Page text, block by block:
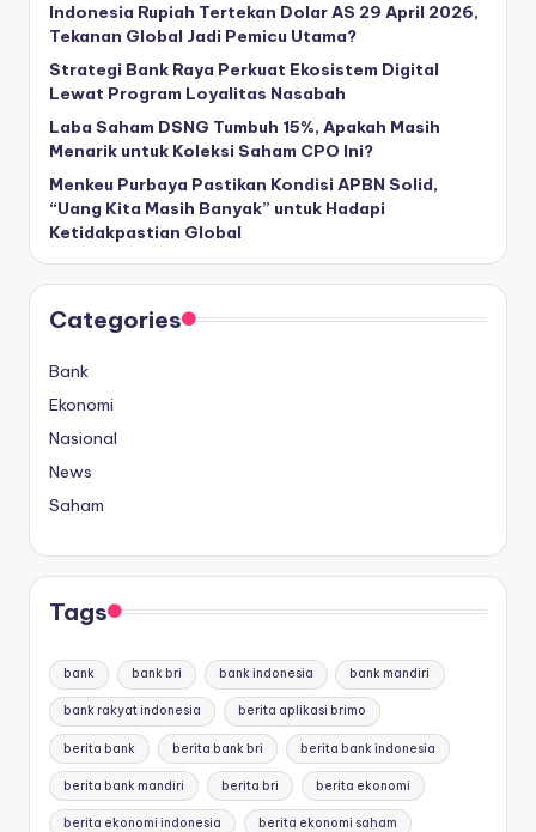
Indonesia Rupiah Tertekan Dolar AS 29 April 2026,
Tekanan Global Jadi Pemicu Utama?
Strategi Bank Raya Perkuat Ekosistem Digital
Lewat Program Loyalitas Nasabah
Laba Saham DSNG Tumbuh 15%, Apakah Masih
Menarik untuk Koleksi Saham CPO Ini?
Menkeu Purbaya Pastikan Kondisi APBN Solid,
“Uang Kita Masih Banyak” untuk Hadapi
Ketidakpastian Global
Categories
Bank
Ekonomi
Nasional
News
Saham
Tags
bank bank bri bank indonesia bank mandiri
bank rakyat indonesia berita aplikasi brimo
berita bank berita bank bri berita bank indonesia
berita bank mandiri berita bri berita ekonomi
berita ekonomi indonesia berita ekonomi saham